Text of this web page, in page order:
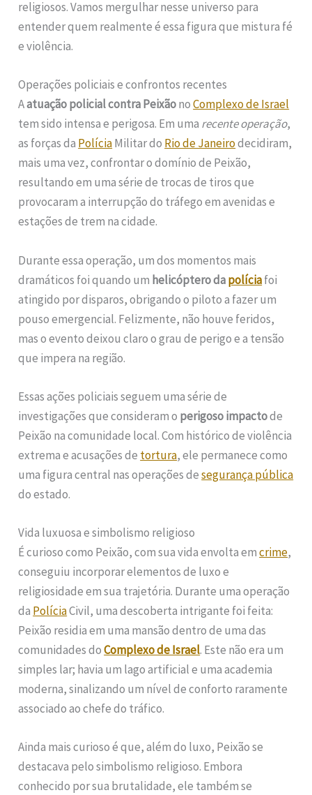
religiosos. Vamos mergulhar nesse universo para
entender quem realmente é essa figura que mistura fé
e violência.
Operações policiais e confrontos recentes
Aatuação policial contra PeixãonoComplexo de Israel
tem sido intensa e perigosa. Em uma recente operação,
as forças da PolíciaMilitar do Rio de Janeirodecidiram,
mais uma vez, confrontar o domínio de Peixão,
resultando em uma série de trocas de tiros que
provocaram a interrupção do tráfego em avenidas e
estações de trem na cidade.
Durante essa operação, um dos momentos mais
dramáticos foi quando um helicóptero dapolíciafoi
atingido por disparos, obrigando o piloto a fazer um
pouso emergencial. Felizmente, não houve feridos,
mas o evento deixou claro o grau de perigo e a tensão
que impera na região.
Essas ações policiais seguem uma série de
investigações que consideram o perigoso impactode
Peixão na comunidade local. Com histórico de violência
extrema e acusações de tortura, ele permanece como
uma figura central nas operações desegurança pública
do estado.
Vida luxuosa e simbolismo religioso
É curioso como Peixão, com sua vida envolta emcrime,
conseguiu incorporar elementos de luxo e
religiosidade em sua trajetória. Durante uma operação
da PolíciaCivil, uma descoberta intrigante foi feita:
Peixão residia em uma mansão dentro de uma das
comunidades doComplexo de Israel. Este não era um
simples lar; havia um lago artificial e uma academia
moderna, sinalizando um nível de conforto raramente
associado ao chefe do tráfico.
Ainda mais curioso é que, além do luxo, Peixão se
destacava pelo simbolismo religioso. Embora
conhecido por sua brutalidade, ele também se